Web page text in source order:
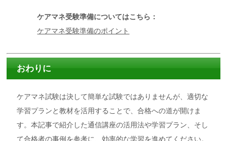
ケアマネ受験準備についてはこちら：
ケアマネ受験準備のポイント
おわりに
ケアマネ試験は決して簡単な試験ではありませんが、適切な
学習プランと教材を活用することで、合格への道が開けま
す。本記事で紹介した通信講座の活用法や学習プラン、そし
て合格者の事例を参考に、効率的な学習を進めてください。